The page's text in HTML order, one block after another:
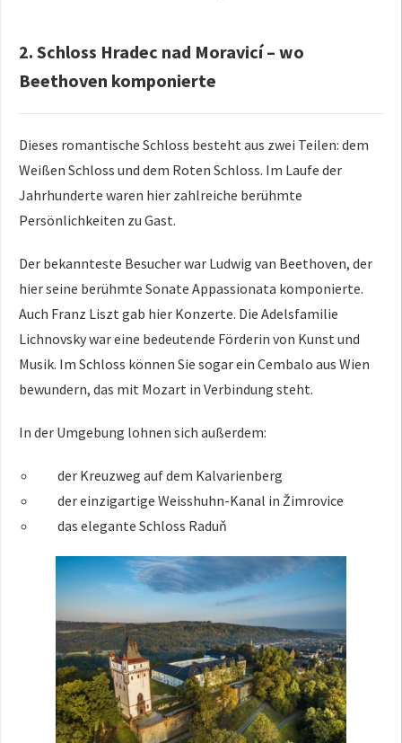
2. Schloss Hradec nad Moravicí – wo
Beethoven komponierte
Dieses romantische Schloss besteht aus zwei Teilen: dem
Weißen Schloss und dem Roten Schloss. Im Laufe der
Jahrhunderte waren hier zahlreiche berühmte
Persönlichkeiten zu Gast.
Der bekannteste Besucher war Ludwig van Beethoven, der
hier seine berühmte Sonate Appassionata komponierte.
Auch Franz Liszt gab hier Konzerte. Die Adelsfamilie
Lichnovsky war eine bedeutende Förderin von Kunst und
Musik. Im Schloss können Sie sogar ein Cembalo aus Wien
bewundern, das mit Mozart in Verbindung steht.
In der Umgebung lohnen sich außerdem:
der Kreuzweg auf dem Kalvarienberg
der einzigartige Weisshuhn-Kanal in Žimrovice
das elegante Schloss Raduň